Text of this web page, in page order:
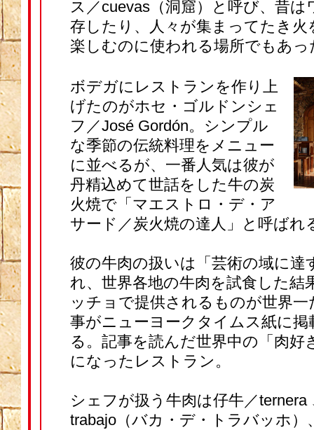
ス／cuevas（洞窟）と呼び、昔
存したり、人々が集まってたき
楽しむのに使われる場所でもあっ
ボデガにレストランを作り上
げたのがホセ・ゴルドンシェ
フ／José Gordón。シンプル
な季節の伝統料理をメニュー
に並べるが、一番人気は彼が
丹精込めて世話をした牛の炭
火焼で「マエストロ・デ・ア
サード／炭火焼の達人」と呼ばれ
彼の牛肉の扱いは「芸術の域に達
れ、世界各地の牛肉を試食した結
ッチョで提供されるものが世界
事がニューヨークタイムス紙に
る。記事を読んだ世界中の「肉好
になったレストラン。
シェフが扱う牛肉は仔牛／ternera
trabajo（バカ・デ・トラバッホ）